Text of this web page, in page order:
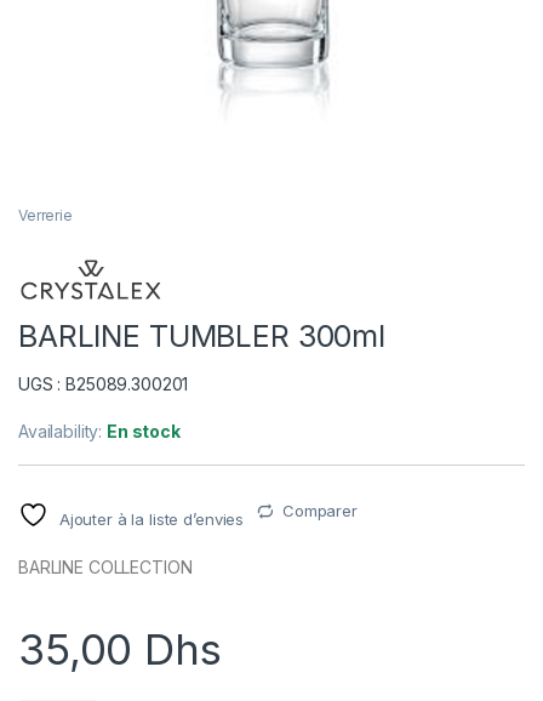
Verrerie
BARLINE TUMBLER 300ml
UGS : B25089.300201
Availability: En stock
Ajouter à la liste d’envies Comparer
BARLINE COLLECTION
35,00 Dhs